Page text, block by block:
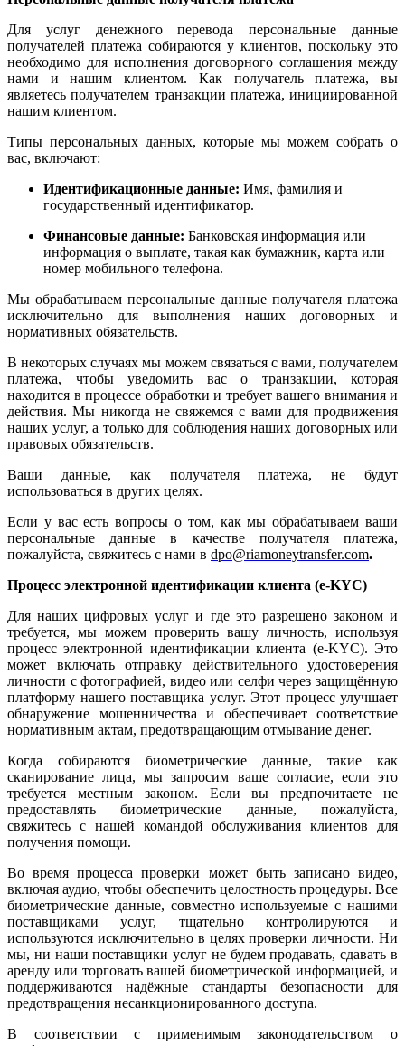
Для услуг денежного перевода персональные данные
получателей платежа собираются у клиентов, поскольку это
необходимо для исполнения договорного соглашения между
нами и нашим клиентом. Как получатель платежа, вы
являетесь получателем транзакции платежа, инициированной
нашим клиентом.
Типы персональных данных, которые мы можем собрать о
вас, включают:
Идентификационные данные: Имя, фамилия и
государственный идентификатор.
Финансовые данные: Банковская информация или
информация о выплате, такая как бумажник, карта или
номер мобильного телефона.
Мы обрабатываем персональные данные получателя платежа
исключительно для выполнения наших договорных и
нормативных обязательств.
В некоторых случаях мы можем связаться с вами, получателем
платежа, чтобы уведомить вас о транзакции, которая
находится в процессе обработки и требует вашего внимания и
действия. Мы никогда не свяжемся с вами для продвижения
наших услуг, а только для соблюдения наших договорных или
правовых обязательств.
Ваши данные, как получателя платежа, не будут
использоваться в других целях.
Если у вас есть вопросы о том, как мы обрабатываем ваши
персональные данные в качестве получателя платежа,
пожалуйста, свяжитесь с нами в dpo@riamoneytransfer.com.
Процесс электронной идентификации клиента (e-KYC)
Для наших цифровых услуг и где это разрешено законом и
требуется, мы можем проверить вашу личность, используя
процесс электронной идентификации клиента (e-KYC). Это
может включать отправку действительного удостоверения
личности с фотографией, видео или селфи через защищённую
платформу нашего поставщика услуг. Этот процесс улучшает
обнаружение мошенничества и обеспечивает соответствие
нормативным актам, предотвращающим отмывание денег.
Когда собираются биометрические данные, такие как
сканирование лица, мы запросим ваше согласие, если это
требуется местным законом. Если вы предпочитаете не
предоставлять биометрические данные, пожалуйста,
свяжитесь с нашей командой обслуживания клиентов для
получения помощи.
Во время процесса проверки может быть записано видео,
включая аудио, чтобы обеспечить целостность процедуры. Все
биометрические данные, совместно используемые с нашими
поставщиками услуг, тщательно контролируются и
используются исключительно в целях проверки личности. Ни
мы, ни наши поставщики услуг не будем продавать, сдавать в
аренду или торговать вашей биометрической информацией, и
поддерживаются надёжные стандарты безопасности для
предотвращения несанкционированного доступа.
В соответствии с применимым законодательством о